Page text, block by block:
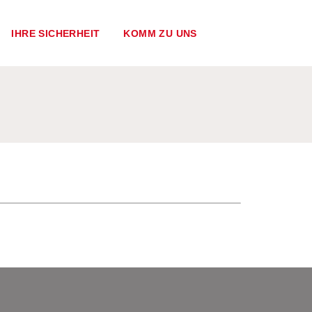
IHRE SICHERHEIT KOMM ZU UNS